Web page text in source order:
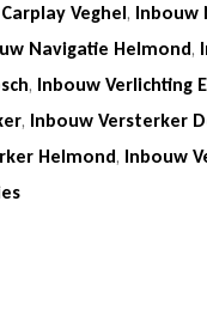
Veghel, Inbouw
Navigatie Helmond,
, Inbouw Verlichting
, Inbouw Versterker
Helmond, Inbouw